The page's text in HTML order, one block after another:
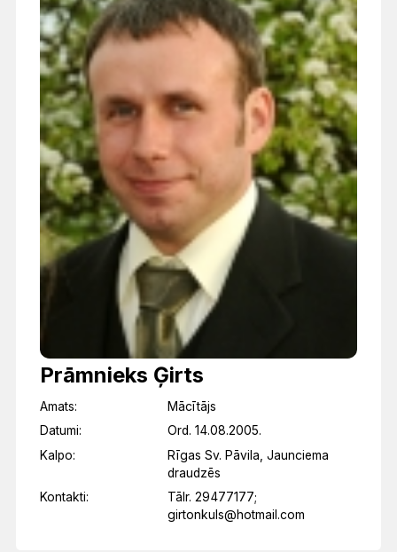
Prāmnieks Ģirts
Amats:
Mācītājs
Datumi:
Ord. 14.08.2005.
Kalpo:
Rīgas Sv. Pāvila, Jaunciema
draudzēs
Kontakti:
Tālr. 29477177;
girtonkuls@hotmail.com